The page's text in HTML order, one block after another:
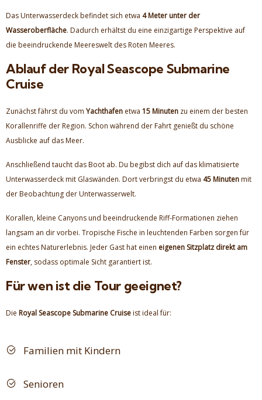
Das Unterwasserdeck befindet sich etwa 4 Meter unter der
Wasseroberfläche. Dadurch erhältst du eine einzigartige Perspektive auf
die beeindruckende Meereswelt des Roten Meeres.
Ablauf der Royal Seascope Submarine
Cruise
Zunächst fährst du vom Yachthafen etwa 15 Minuten zu einem der besten
Korallenriffe der Region. Schon während der Fahrt genießt du schöne
Ausblicke auf das Meer.
Anschließend taucht das Boot ab. Du begibst dich auf das klimatisierte
Unterwasserdeck mit Glaswänden. Dort verbringst du etwa 45 Minutenmit
der Beobachtung der Unterwasserwelt.
Korallen, kleine Canyons und beeindruckende Riff-Formationen ziehen
langsam an dir vorbei. Tropische Fische in leuchtenden Farben sorgen für
ein echtes Naturerlebnis. Jeder Gast hat einen eigenen Sitzplatz direkt am
Fenster, sodass optimale Sicht garantiert ist.
Für wen ist die Tour geeignet?
Die Royal Seascope Submarine Cruiseist ideal für:
Familien mit Kindern
Senioren